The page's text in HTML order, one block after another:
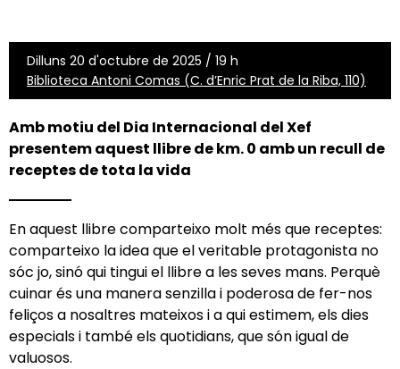
Dilluns 20 d'octubre de 2025 / 19 h
Biblioteca Antoni Comas (C. d’Enric Prat de la Riba, 110)
Amb motiu del Dia Internacional del Xef
presentem aquest llibre de km. 0 amb un recull de
receptes de tota la vida
En aquest llibre comparteixo molt més que receptes:
comparteixo la idea que el veritable protagonista no
sóc jo, sinó qui tingui el llibre a les seves mans. Perquè
cuinar és una manera senzilla i poderosa de fer-nos
feliços a nosaltres mateixos i a qui estimem, els dies
especials i també els quotidians, que són igual de
valuosos.